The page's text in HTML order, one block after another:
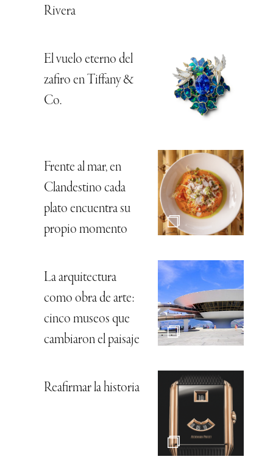
Rivera
El vuelo eterno del
zafiro en Tiffany &
Co.
Frente al mar, en
Clandestino cada
plato encuentra su
propio momento
La arquitectura
como obra de arte:
cinco museos que
cambiaron el paisaje
Reafirmar la historia